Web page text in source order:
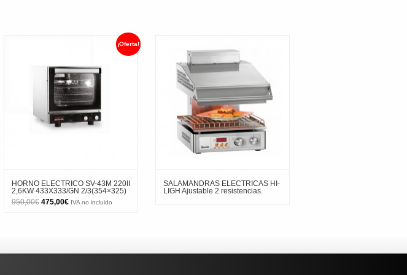
¡Oferta!
HORNO ELECTRICO SV-43M 220II
2,6KW 433X333/GN 2/3(354×325)
950,00€ El
precio
475,00€ElIVA no incluido
SALAMANDRAS ELECTRICAS HI-
LIGH Ajustable 2 resistencias.